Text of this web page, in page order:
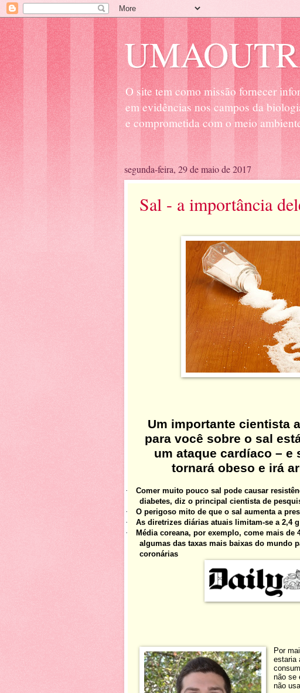
O site tem como missão fornecer
em evidências nos campos da
e comprometida com o meio
segunda-feira, 29 de maio de 2017
Sal - a importância
Um importante cientista
para você sobre o sal
um ataque cardíaco – e
tornará obeso e irá
·
Comer muito pouco sal pode causar
diabetes, diz o principal cientista de
·
O perigoso mito de que o sal aumenta a
·
As diretrizes diárias atuais limitam-se a 2,4
·
Média coreana, por exemplo, come mais
algumas das taxas mais baixas do mundo
coronárias
Por
estaria
não se
não